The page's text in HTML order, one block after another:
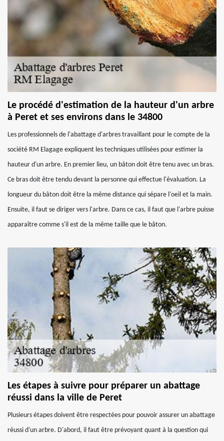
Le procédé d'estimation de la hauteur d'un arbre
à Peret et ses environs dans le 34800
Les professionnels de l'abattage d'arbres travaillant pour le compte de la
société RM Elagage expliquent les techniques utilisées pour estimer la
hauteur d'un arbre. En premier lieu, un bâton doit être tenu avec un bras.
Ce bras doit être tendu devant la personne qui effectue l'évaluation. La
longueur du bâton doit être la même distance qui sépare l'oeil et la main.
Ensuite, il faut se diriger vers l'arbre. Dans ce cas, il faut que l'arbre puisse
apparaître comme s'il est de la même taille que le bâton.
Les étapes à suivre pour préparer un abattage
réussi dans la ville de Peret
Plusieurs étapes doivent être respectées pour pouvoir assurer un abattage
réussi d'un arbre. D'abord, il faut être prévoyant quant à la question qui